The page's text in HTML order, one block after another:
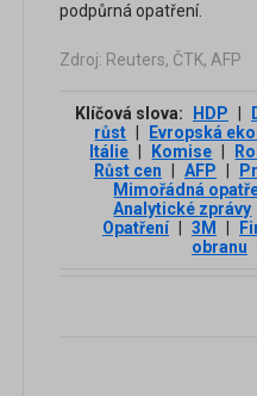
podpůrná opatření.
Zdroj: Reuters, ČTK, AFP
Klíčová slova: HDP
růst
Evropská
Itálie
Komise
Růst cen
AFP
Mimořádná
Analytické zprávy
Opatření
3М
obranu